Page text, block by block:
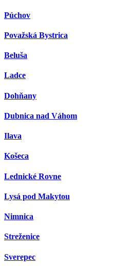
Púchov
Považská Bystrica
Beluša
Ladce
Dohňany
Dubnica nad Váhom
Ilava
Košeca
Lednické Rovne
Lysá pod Makytou
Nimnica
Streženice
Sverepec